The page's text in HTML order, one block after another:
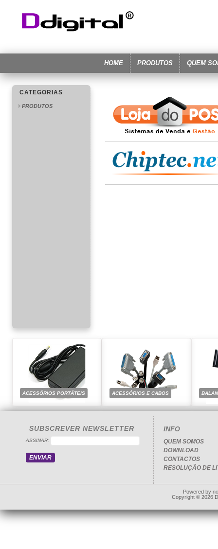
HOME PRODUTOS QUEM
CATEGORIAS
PRODUTOS
ACESSÓRIOS PORTÁTEIS ACESSÓRIOS E CABOS
SUBSCREVER NEWSLETTER
ASSINAR:
INFO
QUEM SOMOS
DOWNLOAD
CONTACTOS
RESOLUÇÃO DE
Powered by
Copyright © 2026